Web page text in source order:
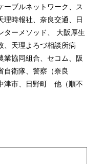
ーブルネットワーク、ス
理時報社、奈良交通、日
ターメソッド、 大阪厚生
、天理よろづ相談所病
業協同組合、セコム、阪
自衛隊、警察（奈良
津市、日野町 他（順不